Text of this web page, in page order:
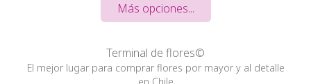
Más opciones...
Terminal de flores©
El mejor lugar para comprar flores por mayor y al detalle